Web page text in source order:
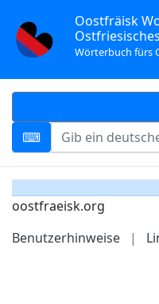
Oostfräisk
Wörterbuch fürs
oostfraeisk.org
Benutzerhinweise
|